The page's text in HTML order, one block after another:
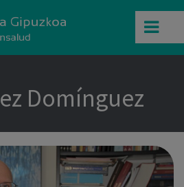
Domínguez